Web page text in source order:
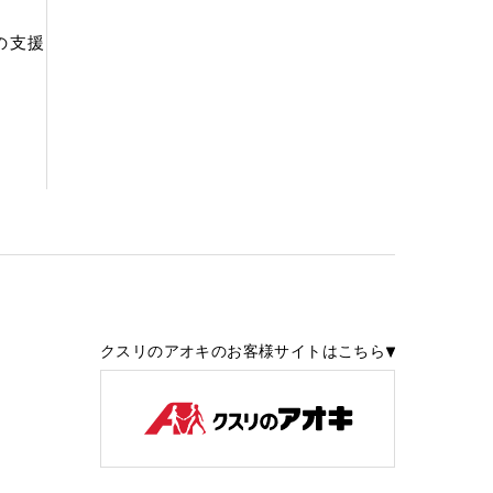
支援
クスリのアオキのお客様サイトはこちら